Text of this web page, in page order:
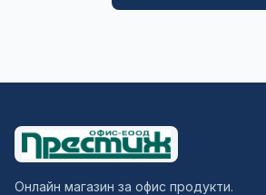
Онлайн магазин за офис продукти.